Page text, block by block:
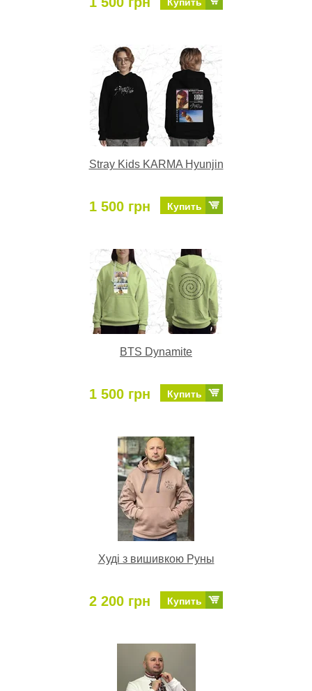
Stray Kids KARMA Hyunjin
1 500 грн Купить
BTS Dynamite
1 500 грн Купить
Худі з вишивкою Руны
2 200 грн Купить